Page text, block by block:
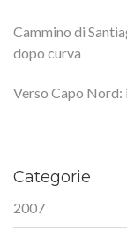
Cammino di
dopo curva
Verso Capo Nord:
Categorie
2007